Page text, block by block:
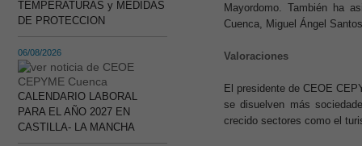
TEMPERATURAS y MEDIDAS
DE PROTECCION
06/08/2026
CALENDARIO LABORAL
PARA EL AÑO 2027 EN
CASTILLA- LA MANCHA
Mayordomo. También ha
Cuenca, Miguel Ángel
Valoraciones
El presidente de CEOE
se disuelven más
crecido sectores como el